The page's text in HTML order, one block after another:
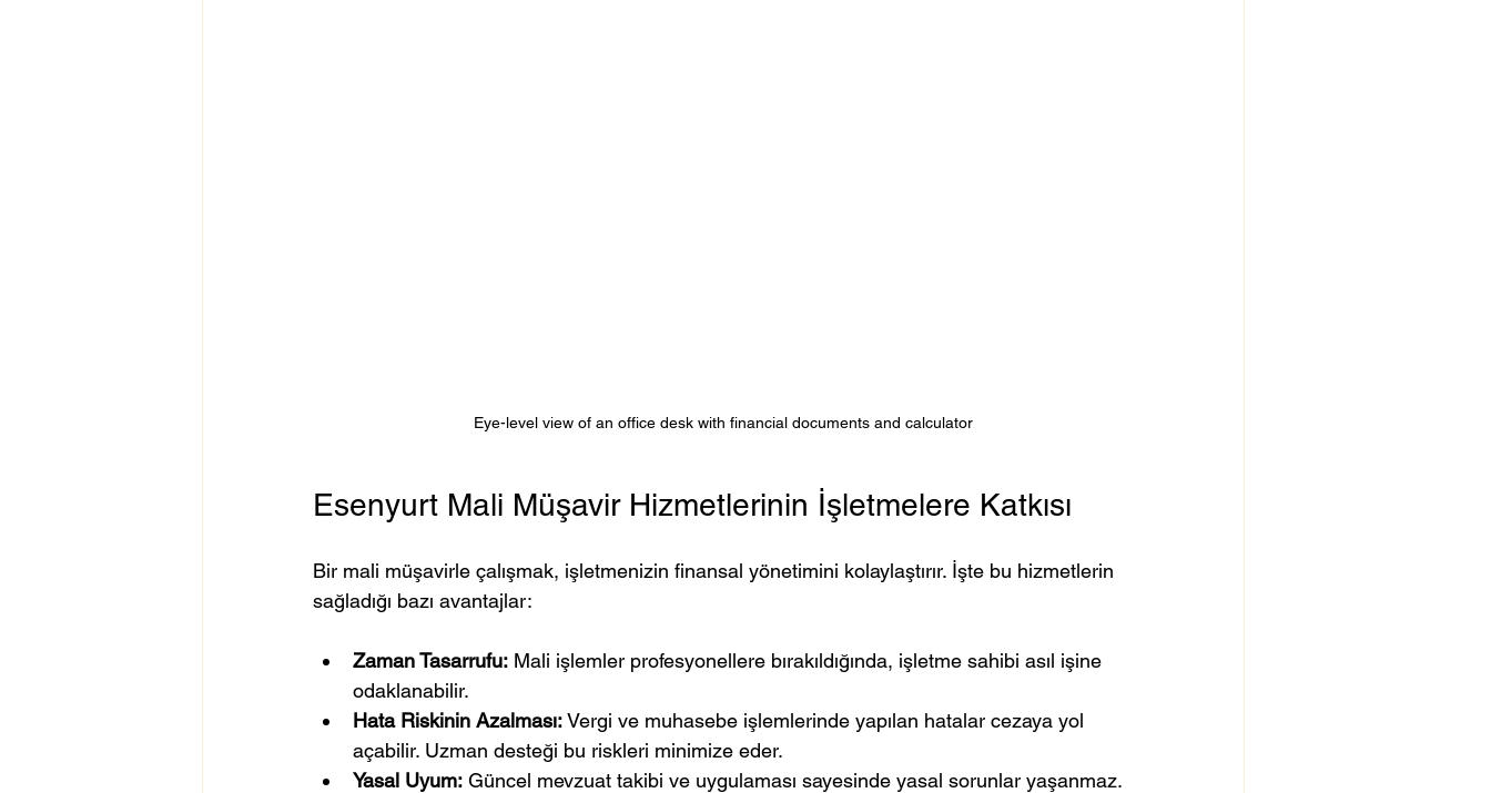
Eye-level view of an office desk with financial documents and calculator
Esenyurt Mali Müşavir Hizmetlerinin İşletmelere Katkısı
Bir mali müşavirle çalışmak, işletmenizin finansal yönetimini kolaylaştırır. İşte bu hizmetlerin
sağladığı bazı avantajlar:
Zaman Tasarrufu: Mali işlemler profesyonellere bırakıldığında, işletme sahibi asıl işine
odaklanabilir.
Hata Riskinin Azalması: Vergi ve muhasebe işlemlerinde yapılan hatalar cezaya yol
açabilir. Uzman desteği bu riskleri minimize eder.
Yasal Uyum: Güncel mevzuat takibi ve uygulaması sayesinde yasal sorunlar yaşanmaz.